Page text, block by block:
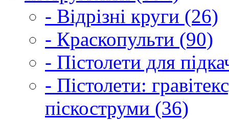
- Відрізні круги (26)
- Краскопульти (90)
- Пістолети для
- Пістолети:
піскоструми (36)